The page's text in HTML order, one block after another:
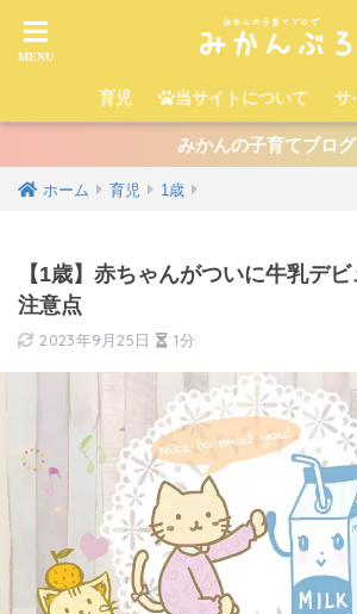
育児 当サイトについて サ
みかんの子育てブログ
ホーム 育児 1歳
【1歳】赤ちゃんがついに牛乳デ
注意点
2023年9月25日 1分